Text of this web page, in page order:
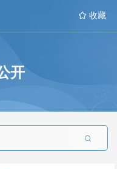
 收藏
开
